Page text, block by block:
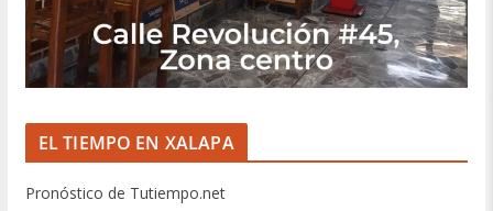
EL TIEMPO EN XALAPA
Pronóstico de Tutiempo.net